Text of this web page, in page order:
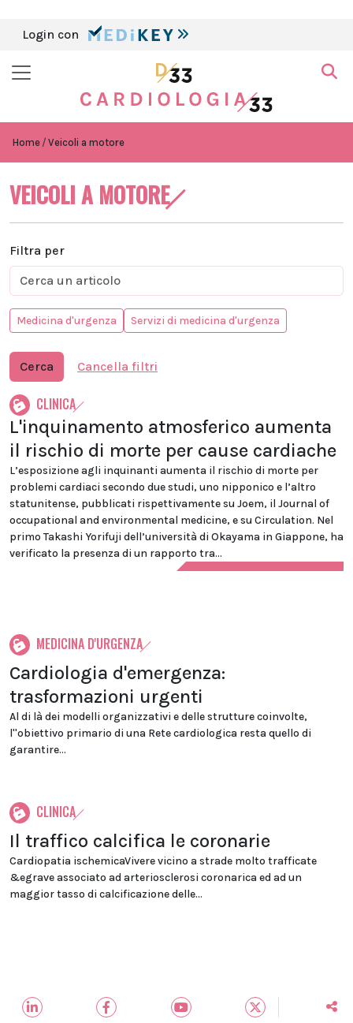
Login con
Home Veicoli a motore
VEICOLI A MOTORE
Filtra per
Medicina d'urgenza Servizi di medicina d'urgenza
Cerca Cancella filtri
CLINICA
L'inquinamento atmosferico aumenta
il rischio di morte per cause cardiache
L’esposizione agli inquinanti aumenta il rischio di morte per
problemi cardiaci secondo due studi, uno nipponico e l’altro
statunitense, pubblicati rispettivamente su Joem, il Journal of
occupational and environmental medicine, e su Circulation. Nel
primo Takashi Yorifuji dell’università di Okayama in Giappone, ha
verificato la presenza di un rapporto tra...
MEDICINA D'URGENZA
Cardiologia d'emergenza:
trasformazioni urgenti
Al di là dei modelli organizzativi e delle strutture coinvolte,
l''obiettivo primario di una Rete cardiologica resta quello di
garantire...
CLINICA
Il traffico calcifica le coronarie
Cardiopatia ischemicaVivere vicino a strade molto trafficate
&egrave associato ad arteriosclerosi coronarica ed ad un
maggior tasso di calcificazione delle...